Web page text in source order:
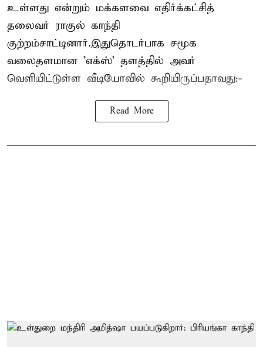
உள்ளது என்றும் மக்களவை எதிர்க்கட்சித்
தலைவர் ராகுல் காந்தி
குற்றம்சாட்டினார்.இதுதொடர்பாக சமூக
வலைதளமான 'எக்ஸ்' தளத்தில் அவர்
வெளியிட்டுள்ள வீடியோவில் கூறியிருப்பதாவது:-
Read More